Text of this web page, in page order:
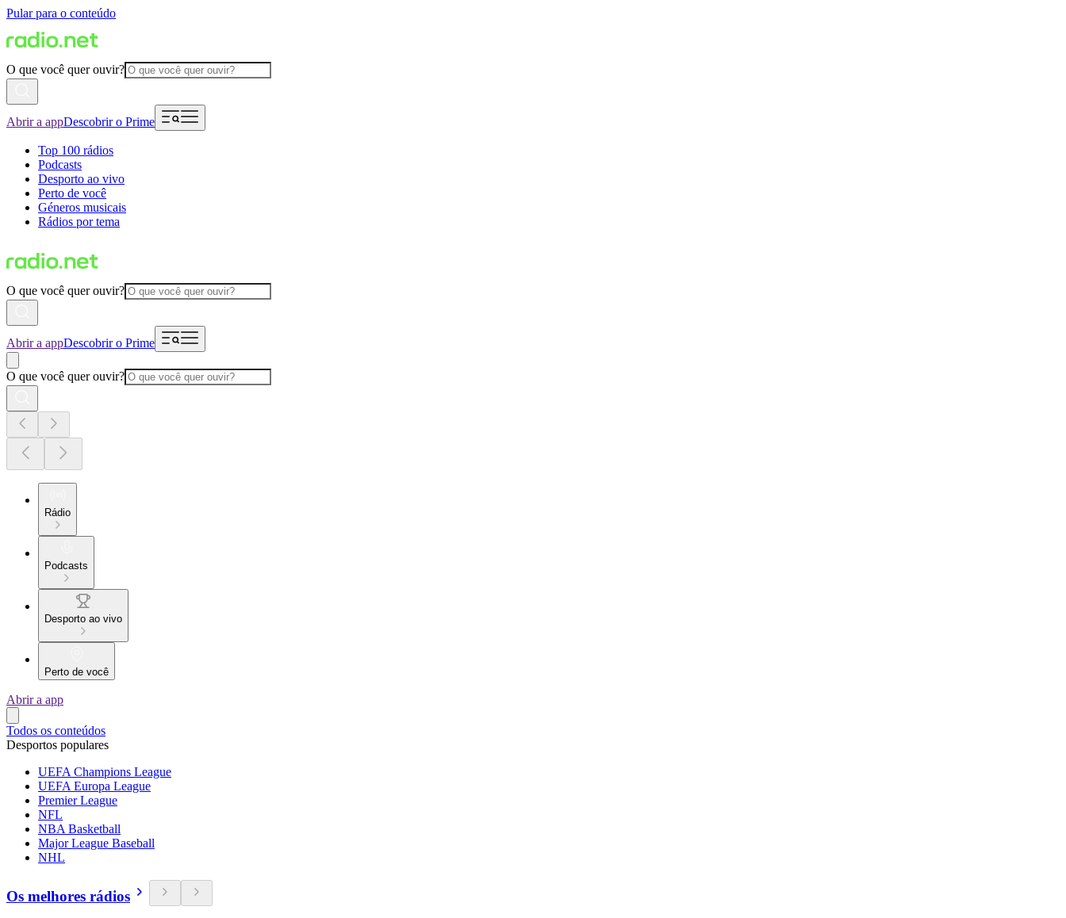
Pular para o conteúdo
O que você quer ouvir?
Abrir a appDescobrir o Prime
Top 100 rádios
Podcasts
Desporto ao vivo
Perto de você
Géneros musicais
Rádios por tema
O que você quer ouvir?
Abrir a appDescobrir o Prime
O que você quer ouvir?
Rádio
Podcasts
Desporto ao vivo
Perto de você
Abrir a app
Todos os conteúdos
Desportos populares
UEFA Champions League
UEFA Europa League
Premier League
NFL
NBA Basketball
Major League Baseball
NHL
Os melhores rádios